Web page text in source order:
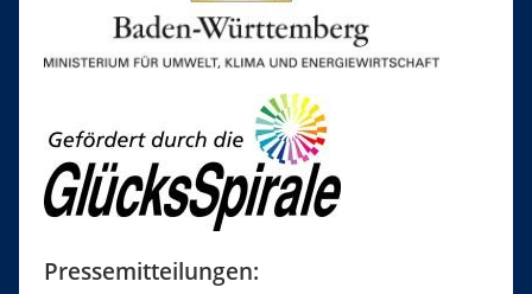
Pressemitteilungen: